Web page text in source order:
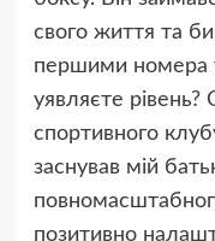
свого життя та
першими номера у
уявляєте
спортивного
заснував мій
позитивно